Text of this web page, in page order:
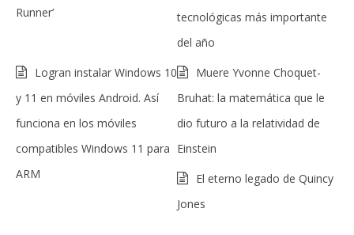
Runner’
tecnológicas más importante
del año
Logran instalar Windows 10
y 11 en móviles Android. Así
funciona en los móviles
compatibles Windows 11 para
ARM
Muere Yvonne Choquet-
Bruhat: la matemática que le
dio futuro a la relatividad de
Einstein
El eterno legado de Quincy
Jones